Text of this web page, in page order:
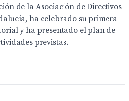
de la Asociación de Directivos
ha celebrado su primera
y ha presentado el plan de
previstas.